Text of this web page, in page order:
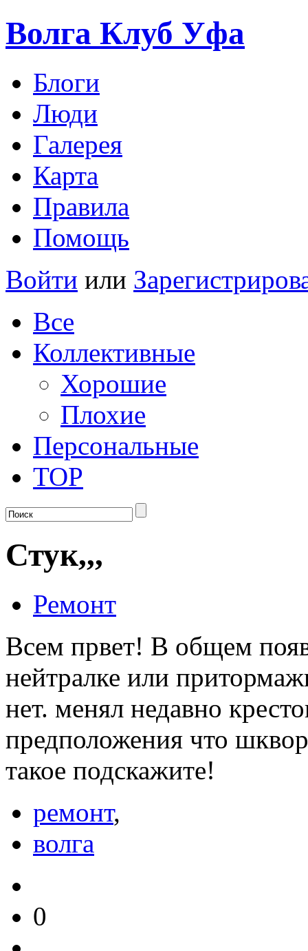
Волга Клуб Уфа
Блоги
Люди
Галерея
Карта
Правила
Помощь
Войти или
Все
Коллективные
Хорошие
Плохие
Персональные
TOP
Стук,,,
Ремонт
Всем првет! В общем
нейтралке или
нет. менял недавно
предположения что
такое подскажите!
ремонт,
волга
0